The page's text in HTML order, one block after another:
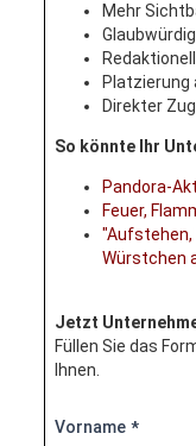
Mehr
Platzierung
Direkter
So könnte Ihr
Pandora-
Feuer,
"Aufstehen,
Würstchen
Jetzt
Füllen Sie das
Ihnen.
Vorname *